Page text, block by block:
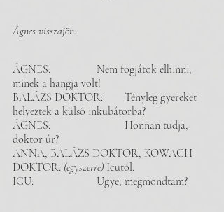
Ágnes visszajön.
ÁGNES: 		Nem fogjátok elhinni,
minek a hangja volt!
BALÁZS DOKTOR: 	Tényleg gyereket
helyeztek a külső inkubátorba?
ÁGNES:		 	Honnan tudja,
doktor úr?
ANNA, BALÁZS DOKTOR, KOWACH
DOKTOR: (egyszerre) Icutól.
ICU: 			Ugye, megmondtam?